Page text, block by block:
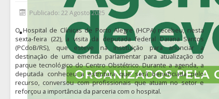
Publicado: 22 Agosto 2025
O Hospital de Clínicas de Porto Alegre (HCPA) recebeu, nesta
sexta-feira (22), a visita da deputada federal Daiana Santos
(PCdoB/RS), que esteve na instituição para anunciar a
destinação de uma emenda parlamentar para atualização do
parque tecnológico do Centro Obstétrico. Durante a agenda, a
deputada conheceu a estrutura que será beneficiada pelo
recurso, conversou com profissionais que atuam no setor e
reforçou a importância da parceria com o hospital.